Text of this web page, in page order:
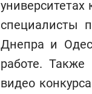
специалисты
Днепра и
работе.
видео